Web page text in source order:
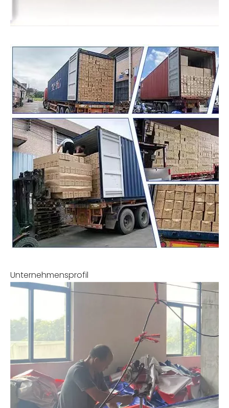
Unternehmensprofil